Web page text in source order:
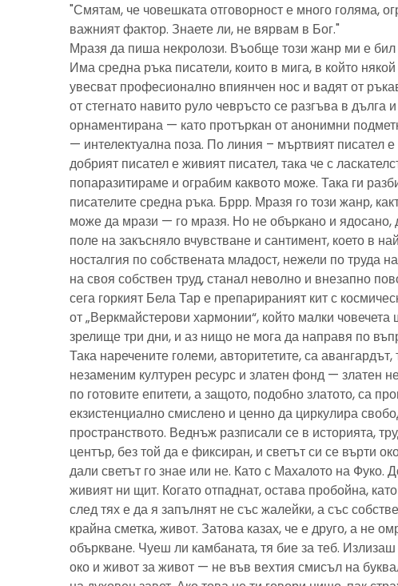
"Смятам, че човешката отговорност е много голяма,
важният фактор. Знаете ли, не вярвам в Бог."
Мразя да пиша некролози. Въобще този жанр ми е бил
Има средна ръка писатели, които в мига, в който
увесват професионално впиянчен нос и вадят от
от стегнато навито руло чевръсто се разгъва в дълга
орнаментирана — като протъркан от анонимни
— интелектуална поза. По линия – мъртвият писател
добрият писател е живият писател, така че с
попаразитираме и ограбим каквото може. Така ги
писателите средна ръка. Бррр. Мразя го този жанр,
може да мрази — го мразя. Но не объркано и ядосано,
поле на закъсняло вчувстване и сантимент, което в
носталгия по собствената младост, нежели по труда
на своя собствен труд, станал неволно и внезапно
сега горкият Бела Тар е препарираният кит с
от „Веркмайстерови хармонии“, който малки човечета
зрелище три дни, и аз нищо не мога да направя по
Така наречените големи, авторитетите, са
незаменим културен ресурс и златен фонд — златен
по готовите епитети, а защото, подобно златото, са
екзистенциално смислено и ценно да циркулира
пространството. Веднъж разписали се в историята,
център, без той да е фиксиран, и светът си се върти
дали светът го знае или не. Като с Махалото на Фуко.
живият ни щит. Когато отпаднат, остава пробойна,
след тях е да я запълнят не със жалейки, а със
крайна сметка, живот. Затова казах, че е друго, а не
объркване. Чуеш ли камбаната, тя бие за теб.
око и живот за живот — не във вехтия смисъл на